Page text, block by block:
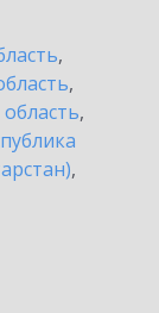
,
,
,
,